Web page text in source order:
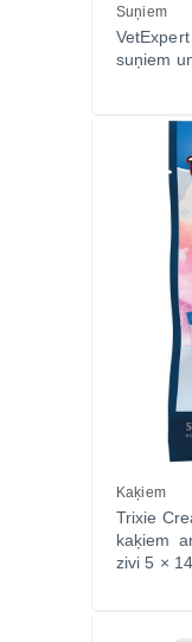
Suņiem
suņiem
Kaķiem
Trixie
kaķiem
zivi 5 ×